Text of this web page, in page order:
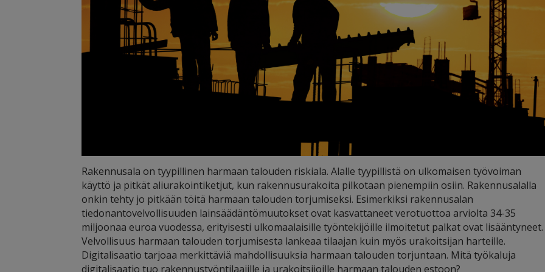
Rakennusala on tyypillinen harmaan talouden riskiala. Alalle tyypillistä on ulkomaisen työvoiman
käyttö ja pitkät aliurakointiketjut, kun rakennusurakoita pilkotaan pienempiin osiin. Rakennusalalla
onkin tehty jo pitkään töitä harmaan talouden torjumiseksi. Esimerkiksi rakennusalan
tiedonantovelvollisuuden lainsäädäntömuutokset ovat kasvattaneet verotuottoa arviolta 34-35
miljoonaa euroa vuodessa, erityisesti ulkomaalaisille työntekijöille ilmoitetut palkat ovat lisääntyneet.
Velvollisuus harmaan talouden torjumisesta lankeaa tilaajan kuin myös urakoitsijan harteille.
Digitalisaatio tarjoaa merkittäviä mahdollisuuksia harmaan talouden torjuntaan. Mitä työkaluja
digitalisaatio tuo rakennustyöntilaajille ja urakoitsijoille harmaan talouden estoon?